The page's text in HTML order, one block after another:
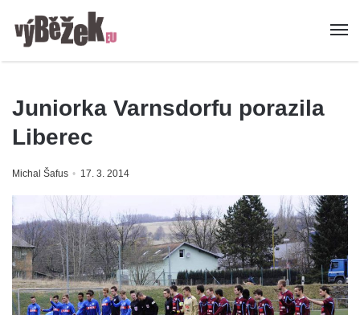
Juniorka Varnsdorfu porazila
Liberec
Michal Šafus 17. 3. 2014